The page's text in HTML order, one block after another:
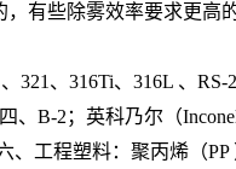
有些除雾效率要求更高
321、316Ti、316L 、
、B-2；英科乃尔（
、工程塑料：聚丙烯（